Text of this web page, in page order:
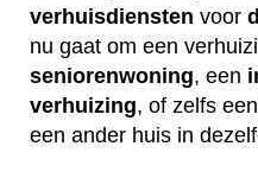
verhuisdiensten voor
nu gaat om een
seniorenwoning, een
verhuizing, of zelfs een
een ander huis in